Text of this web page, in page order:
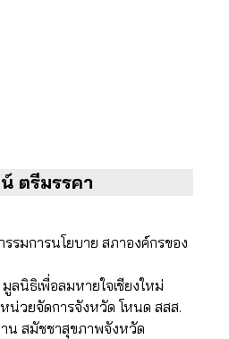
ตรีมรรคา
รมการนโยบาย สภาองค์กรของ
ลนิธิเพื่อลมหายใจเชียงใหม่
น่วยจัดการจังหวัด โหนด สสส.
น สมัชชาสุขภาพจังหวัด